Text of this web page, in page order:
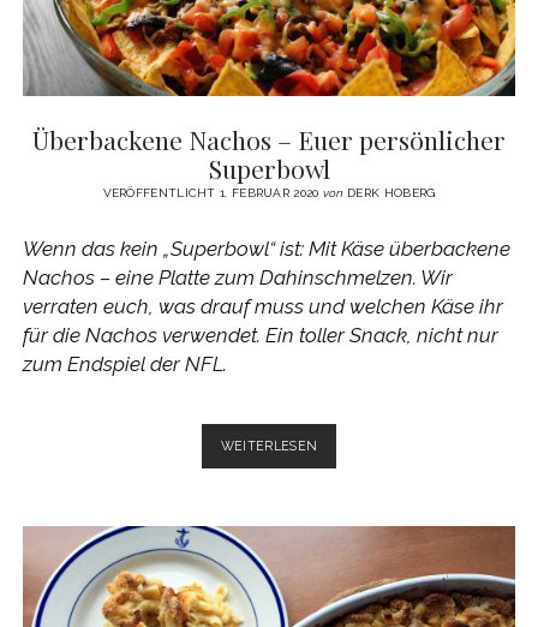
Überbackene Nachos – Euer persönlicher
Superbowl
VERÖFFENTLICHT 1. FEBRUAR 2020 von DERK HOBERG
Wenn das kein „Superbowl“ ist: Mit Käse überbackene
Nachos – eine Platte zum Dahinschmelzen. Wir
verraten euch, was drauf muss und welchen Käse ihr
für die Nachos verwendet. Ein toller Snack, nicht nur
zum Endspiel der NFL.
WEITERLESEN
NACHOS